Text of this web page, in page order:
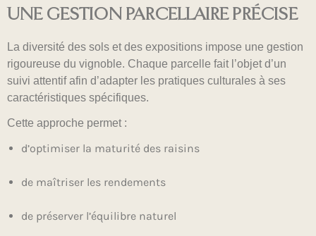
UNE GESTION PARCELLAIRE PRÉCISE
La diversité des sols et des expositions impose une gestion
rigoureuse du vignoble. Chaque parcelle fait l’objet d’un
suivi attentif afin d’adapter les pratiques culturales à ses
caractéristiques spécifiques.
Cette approche permet :
d’optimiser la maturité des raisins
de maîtriser les rendements
de préserver l’équilibre naturel